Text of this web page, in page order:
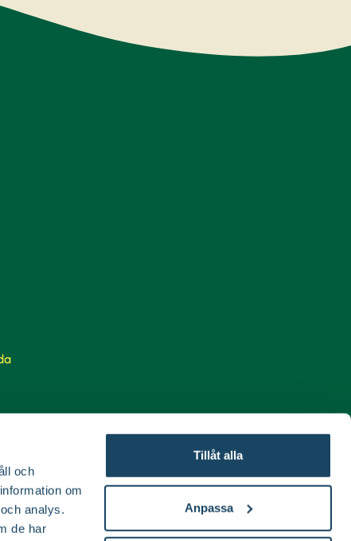
och
om
analys.
de har
Tillåt alla
Anpassa